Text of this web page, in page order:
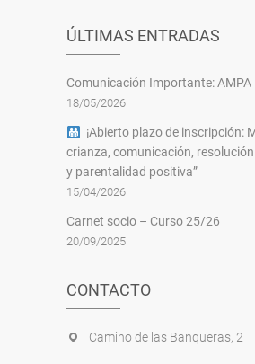
ÚLTIMAS ENTRADAS
Comunicación Importante: AMPA
18/05/2026
¡Abierto plazo de inscripción:
crianza, comunicación,
y parentalidad positiva”
15/04/2026
Carnet socio – Curso 25/26
20/09/2025
CONTACTO
Camino de las Banqueras, 2